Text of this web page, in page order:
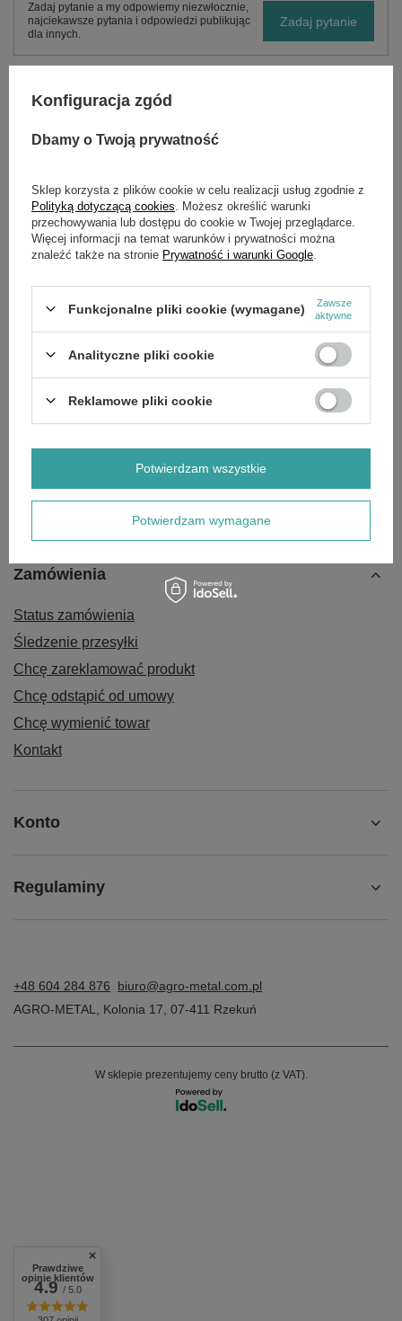
Zadaj pytanie a my odpowiemy niezwłocznie,
najciekawsze pytania i odpowiedzi publikując
dla innych.
Zadaj pytanie
SZCZEGÓŁOWE DANE
OPINIE (0)
OSTATNIO OGLĄDANE
Cięgno regulatora B&S Quantum CZĘŚĆ
ORYGINALNA
Zamówienia
Status zamówienia
Śledzenie przesyłki
Chcę zareklamować produkt
Chcę odstąpić od umowy
Chcę wymienić towar
Kontakt
Konto
Regulaminy
+48 604 284 876
biuro@agro-metal.com.pl
AGRO-METAL
Kolonia 17 07-411 Rzekuń
W sklepie prezentujemy ceny brutto (z VAT).
Prawdziwe
opinie klientów
4.9/ 5.0
Konfiguracja zgód
Dbamy o Twoją prywatność
Sklep korzysta z plików cookie w celu realizacji usług zgodnie z
Polityką dotyczącą cookies . Możesz określić warunki
przechowywania lub dostępu do cookie w Twojej przeglądarce.
Więcej informacji na temat warunków i prywatności można
znaleźć także na stronie Prywatność i warunki Google
Funkcjonalne pliki cookie (wymagane)
Zawsze
aktywne
Analityczne pliki cookie
Reklamowe pliki cookie
Potwierdzam wymagane
Potwierdzam wszystkie